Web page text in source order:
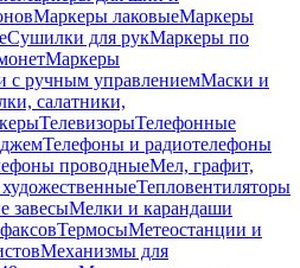
Маркеры лаковыеМаркеры
Сушилки для рукМаркеры по
Маркеры
с ручным управлениемМаски и
салатники,
ТелевизорыТелефонные
Телефоны и радиотелефоны
проводныеМел, графит,
художественныеТепловентиляторы
завесыМелки и карандаши
ТермосыМетеостанции и
Механизмы для